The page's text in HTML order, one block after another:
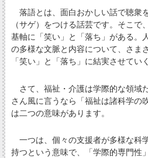
落語とは、面白おかしい話で聴衆
（サゲ）をつける話芸です。そこで
基軸に「笑い」と「落ち」がある。
の多様な文脈と内容について、さま
「笑い」と「落ち」に結実させてい
さて、福祉・介護は学際的な領域
さん風に言うなら「福祉は諸科学の
は二つの意味があります。
一つは、個々の支援者が多様な科
持つという意味で、「学際的専門性